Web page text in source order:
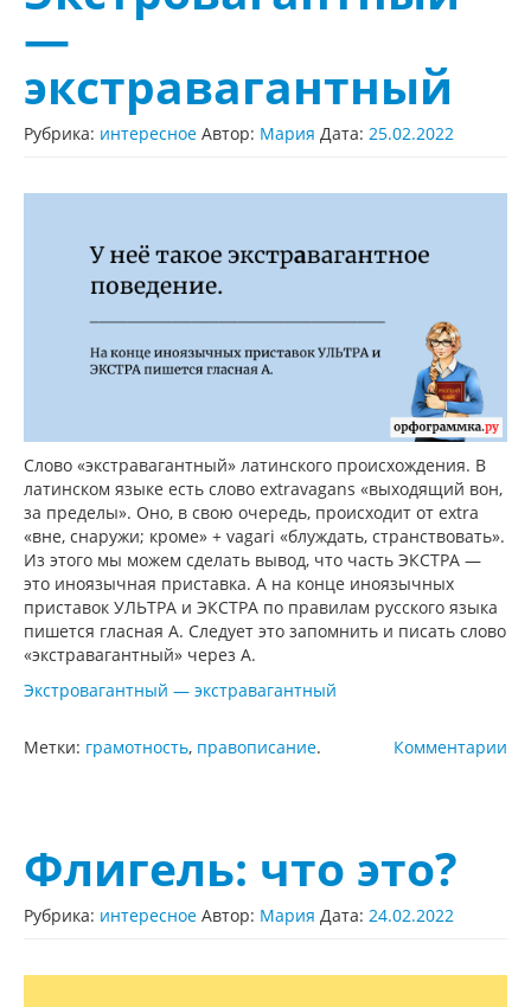
—
экстравагантный
Рубрика: интересное Автор: Мария Дата: 25.02.2022
Слово «экстравагантный» латинского происхождения. В
латинском языке есть слово extravagans «выходящий вон,
за пределы». Оно, в свою очередь, происходит от extra
«вне, снаружи; кроме» + vagari «блуждать, странствовать».
Из этого мы можем сделать вывод, что часть ЭКСТРА —
это иноязычная приставка. А на конце иноязычных
приставок УЛЬТРА и ЭКСТРА по правилам русского языка
пишется гласная А. Следует это запомнить и писать слово
«экстравагантный» через А.
Экстровагантный — экстравагантный
Комментарии
Метки: грамотность, правописание.
Флигель: что это?
Рубрика: интересное Автор: Мария Дата: 24.02.2022